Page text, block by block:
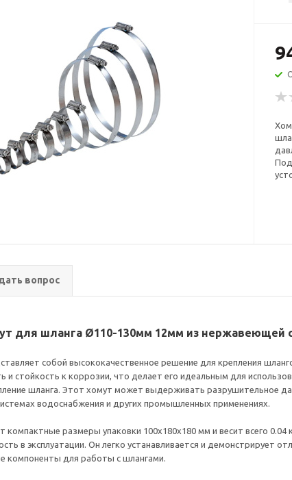
вопрос
для шланга Ø110-130мм 12мм из нержавеющей
собой высококачественное решение для крепления
и стойкость к коррозии, что делает его идеальным для
шланга. Этот хомут может выдерживать разрушительное
водоснабжения и других промышленных применениях.
компактные размеры упаковки 100x180x180 мм и весит всего
в эксплуатации. Он легко устанавливается и
компоненты для работы с шлангами.